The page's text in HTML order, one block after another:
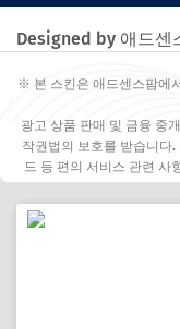
Designed by 애드센
※ 본 스킨은 애드센스팜에
광고 상품 판매 및 금융 중
작권법의 보호를 받습니다.
드 등 편의 서비스 관련 사